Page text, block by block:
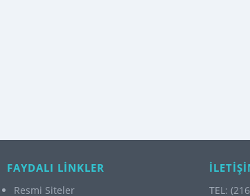
FAYDALI LİNKLER
Resmi Siteler TEL: